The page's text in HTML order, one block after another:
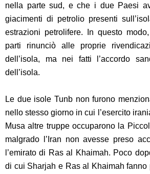
nella parte sud, e che i due Paesi
giacimenti di petrolio presenti
estrazioni petrolifere. In questo
parti rinunciò alle proprie
dell’isola, ma nei fatti l’accordo
dell’isola.
Le due isole Tunb non furono
nello stesso giorno in cui l’esercito
Musa altre truppe occuparono la
malgrado l’Iran non avesse preso
l’emirato di Ras al Khaimah. Poco
di cui Sharjah e Ras al Khaimah fanno